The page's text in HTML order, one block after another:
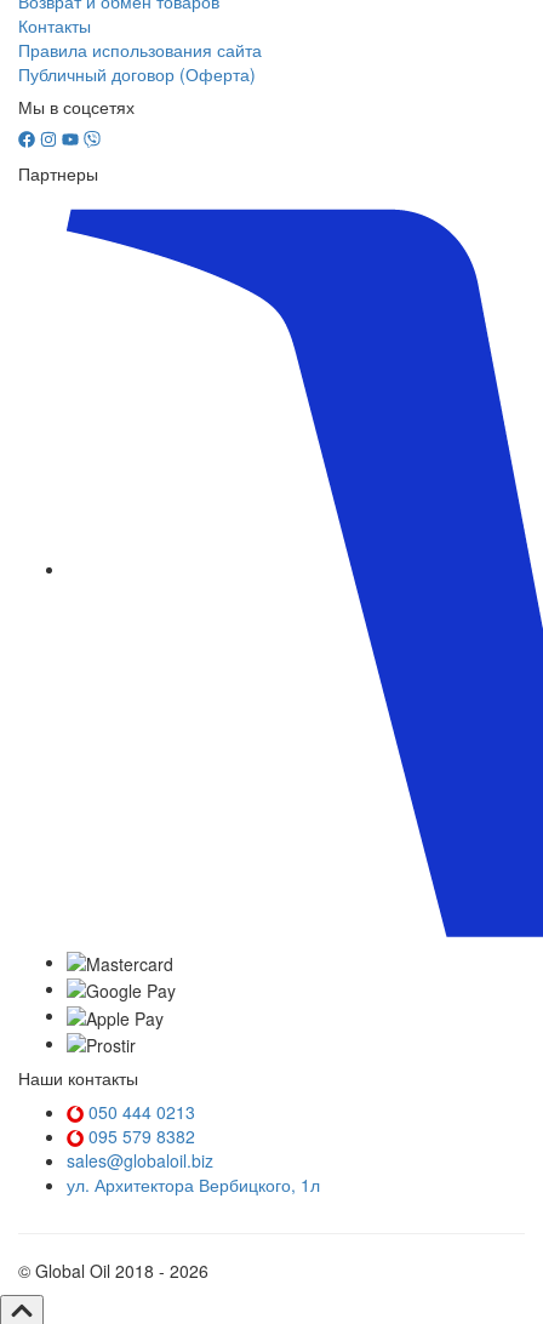
Контакты
Правила использования сайта
Публичный договор (Оферта)
Мы в соцсетях
Партнеры
Наши контакты
050 444 0213
095 579 8382
sales@globaloil.biz
ул. Архитектора Вербицкого, 1л
© Global Oil 2018 - 2026